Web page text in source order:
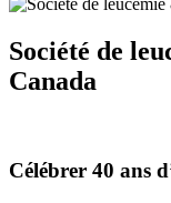
Société de
Canada
Célébrer 40 ans